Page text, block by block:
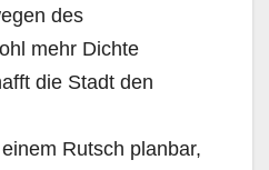
des
mehr Dichte
die Stadt den
Rutsch planbar,